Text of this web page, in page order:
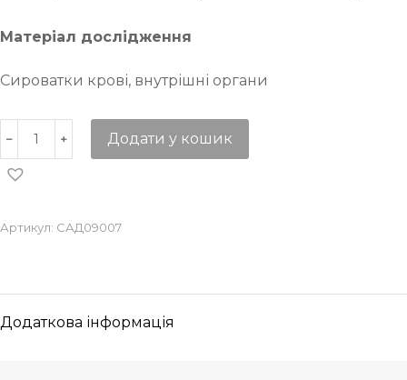
Матеріал дослідження
Сироватки крові, внутрішні органи
Додати у кошик
Артикул: САД09007
Додаткова інформація